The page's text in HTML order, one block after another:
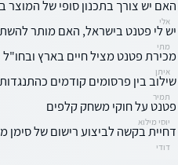
האם יש צורך בתכנון סופי של המוצר
אלי
יש לי פטנט בישראל, האם מותר
מתי
מכירת פטנט מציל חיים בארץ ובחו"ל
איתן
שילוב בין פרסומים קודמים
תמיר
פטנט על חוקי משחק קלפים
יוסי מילוא
דחיית בקשה לביצוע רישום של סימן
דודי